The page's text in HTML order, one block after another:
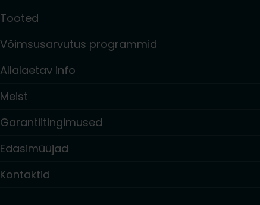
Tooted
Võimsusarvutus programmid
Allalaetav info
Meist
Garantiitingimused
Edasimüüjad
Kontaktid